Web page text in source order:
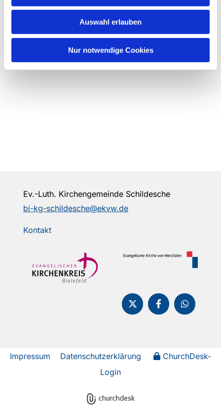
Auswahl erlauben
Nur notwendige Cookies
Ev.-Luth. Kirchengemeinde Schildesche
bi-kg-schildesche@ekvw.de
Kontakt
Impressum Datenschutzerklärung
ChurchDesk-
Login